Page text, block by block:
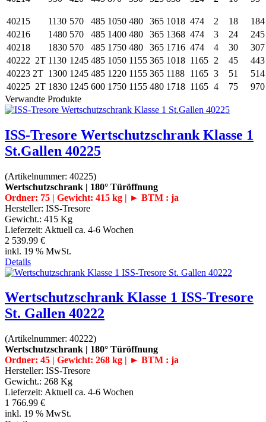
40215 1130 570 485 1050 480 365 1018 474 2 18
184
40216
1480 570 485 1400 480 365 1368 474 3 24
245
40218
1830 570 485 1750 480 365 1716 474 4 30
307
40222 2T 1130 1245 485 1050 1155 365 1018 1165 2 45
443
40223 2T 1300 1245 485 1220 1155 365 1188 1165 3 51
514
40225 2T 1830 1245 600 1750 1155 480 1718 1165 4 75
970
Verwandte Produkte
ISS-Tresore Wertschutzschrank Klasse 1
St.Gallen 40225
(Artikelnummer: 40225)
Wertschutzschrank | 180° Türöffnung
Ordner: 75 | Gewicht: 415 kg | ► BTM : ja
Hersteller: ISS-Tresore
Gewicht.: 415 Kg
Lieferzeit: Aktuell ca. 4-6 Wochen
2 539.99 €
inkl. 19 % MwSt.
Details
Wertschutzschrank Klasse 1 ISS-Tresore
St. Gallen 40222
(Artikelnummer: 40222)
Wertschutzschrank | 180° Türöffnung
Ordner: 45 | Gewicht: 268 kg | ► BTM : ja
Hersteller: ISS-Tresore
Gewicht.: 268 Kg
Lieferzeit: Aktuell ca. 4-6 Wochen
1 766.99 €
inkl. 19 % MwSt.